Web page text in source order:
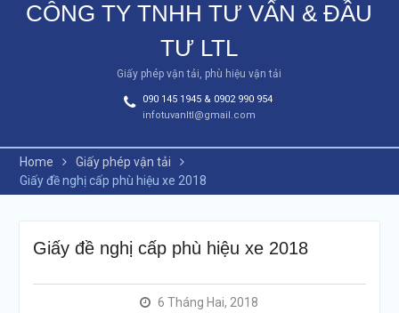
CÔNG TY TNHH TƯ VẤN & ĐẦU
TƯ LTL
Giấy phép vận tải, phù hiệu vận tải
090 145 1945 & 0902 990 954
infotuvanltl@gmail.com
Home
Giấy phép vận tải
Giấy đề nghị cấp phù hiệu xe 2018
Giấy đề nghị cấp phù hiệu xe 2018
6 Tháng Hai, 2018